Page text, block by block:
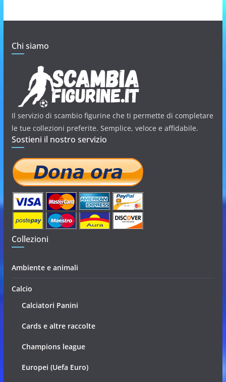
Chi siamo
Il servizio di scambio figurine che ti permette di completare
le tue collezioni preferite. Semplice, veloce e affidabile.
Sostieni il nostro servizio
Collezioni
Ambiente e animali
Calcio
Calciatori Panini
Cards e altre raccolte
Champions league
Europei (Uefa Euro)